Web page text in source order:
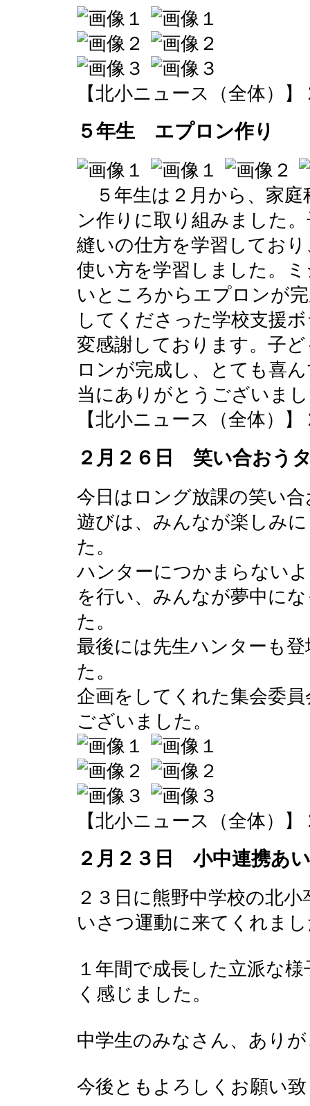
【北小ニュース（全体）】
５年生 エプロン作り
５年生は２月から、家庭
ン作りに取り組みました
縫いの仕方を学習してお
使い方を学習しました。
いところからエプロンが
してくださった学校支援
変感謝しております。子
ロンが完成し、とても喜
当にありがとうございま
【北小ニュース（全体）】
２月２６日 笑い合おう
今日はロング放課の笑い
遊びは、みんなが楽しみ
た。
ハンターにつかまらない
を行い、みんなが夢中に
た。
最後には先生ハンターも
た。
企画をしてくれた集会委
ございました。
【北小ニュース（全体）】
２月２３日 小中連携あ
２３日に熊野中学校の北
いさつ運動に来てくれま
１年間で成長した立派な
く感じました。
中学生のみなさん、あり
今後ともよろしくお願い